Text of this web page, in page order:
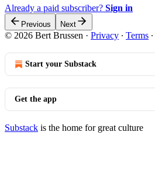
Already a paid subscriber? Sign in
Previous Next
© 2026 Bert Brussen · Privacy ∙ Terms ∙
Start your Substack
Get the app
Substack is the home for great culture